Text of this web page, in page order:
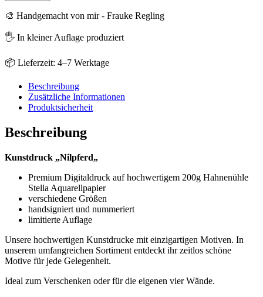
🎨 Handgemacht von mir - Frauke Regling
🖐️ In kleiner Auflage produziert
📦 Lieferzeit: 4–7 Werktage
Beschreibung
Zusätzliche Informationen
Produktsicherheit
Beschreibung
Kunstdruck „Nilpferd„
Premium Digitaldruck auf hochwertigem 200g Hahnenühle
Stella Aquarellpapier
verschiedene Größen
handsigniert und nummeriert
limitierte Auflage
Unsere hochwertigen Kunstdrucke mit einzigartigen Motiven. In
unserem umfangreichen Sortiment entdeckt ihr zeitlos schöne
Motive für jede Gelegenheit.
Ideal zum Verschenken oder für die eigenen vier Wände.